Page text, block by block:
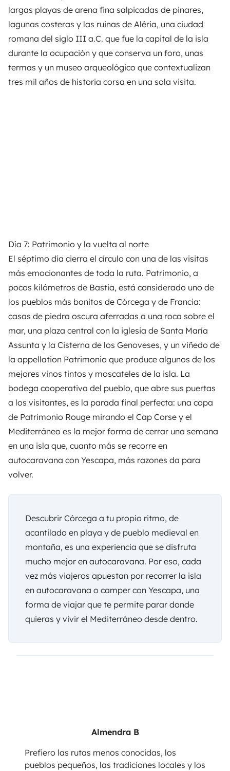
largas playas de arena fina salpicadas de pinares,
lagunas costeras y las ruinas de Aléria, una ciudad
romana del siglo III a.C. que fue la capital de la isla
durante la ocupación y que conserva un foro, unas
termas y un museo arqueológico que contextualizan
tres mil años de historia corsa en una sola visita.
Día 7: Patrimonio y la vuelta al norte
El séptimo día cierra el círculo con una de las visitas
más emocionantes de toda la ruta. Patrimonio, a
pocos kilómetros de Bastia, está considerado uno de
los pueblos más bonitos de Córcega y de Francia:
casas de piedra oscura aferradas a una roca sobre el
mar, una plaza central con la iglesia de Santa María
Assunta y la Cisterna de los Genoveses, y un viñedo de
la appellation Patrimonio que produce algunos de los
mejores vinos tintos y moscateles de la isla. La
bodega cooperativa del pueblo, que abre sus puertas
a los visitantes, es la parada final perfecta: una copa
de Patrimonio Rouge mirando el Cap Corse y el
Mediterráneo es la mejor forma de cerrar una semana
en una isla que, cuanto más se recorre en
autocaravana con Yescapa, más razones da para
volver.
Descubrir Córcega a tu propio ritmo, de
acantilado en playa y de pueblo medieval en
montaña, es una experiencia que se disfruta
mucho mejor en autocaravana. Por eso, cada
vez más viajeros apuestan por recorrer la isla
en autocaravana o camper con Yescapa, una
forma de viajar que te permite parar donde
quieras y vivir el Mediterráneo desde dentro.
Almendra B
Prefiero las rutas menos conocidas, los
pueblos pequeños, las tradiciones locales y los